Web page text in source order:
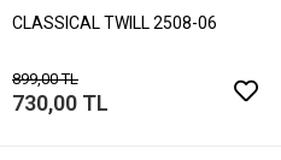
CLASSICAL TWILL 2508-06
899,00 TL
730,00 TL